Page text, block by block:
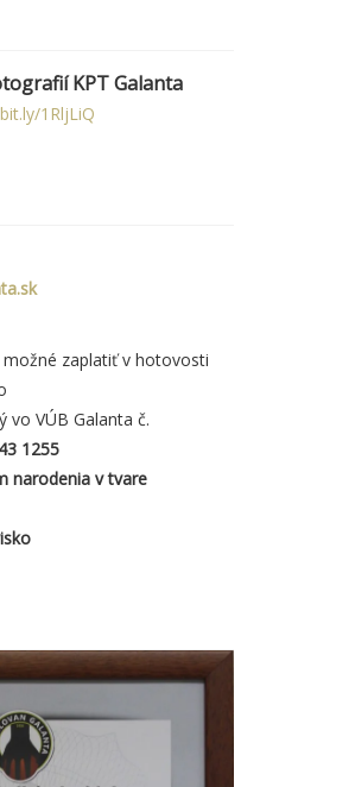
KPT Galanta
1RljLiQ
zaplatiť v hotovosti
vo VÚB Galanta č.
1255
narodenia v tvare